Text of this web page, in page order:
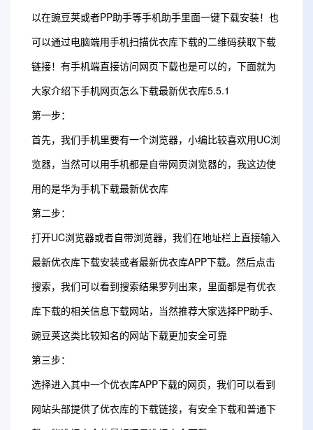
以在豌豆荚或者PP助手等手机助手里面一键下载安装！也
可以通过电脑端用手机扫描优衣库下载的二维码获取下载
链接！有手机端直接访问网页下载也是可以的，下面就为
大家介绍下手机网页怎么下载最新优衣库5.5.1
第一步：
首先，我们手机里要有一个浏览器，小编比较喜欢用UC浏
览器，当然可以用手机都是自带网页浏览器的，我这边使
用的是华为手机下载最新优衣库
第二步：
打开UC浏览器或者自带浏览器，我们在地址栏上直接输入
最新优衣库下载安装或者最新优衣库APP下载。然后点击
搜索，我们可以看到搜索结果罗列出来，里面都是有优衣
库下载的相关信息下载网站，当然推荐大家选择PP助手、
豌豆荚这类比较知名的网站下载更加安全可靠
第三步：
选择进入其中一个优衣库APP下载的网页，我们可以看到
网站头部提供了优衣库的下载链接，有安全下载和普通下